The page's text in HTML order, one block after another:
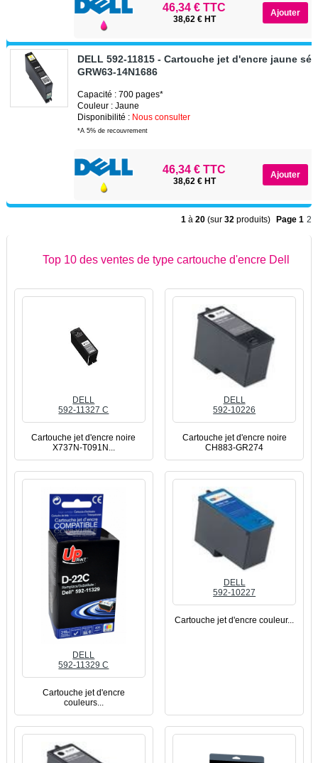
46,34 € TTC
38,62 € HT
DELL 592-11815 - Cartouche jet d'encre jaune
GRW63-14N1686
Capacité : 700 pages*
Couleur : Jaune
Disponibilité : Nous consulter
*A 5% de recouvrement
46,34 € TTC
38,62 € HT
1 à20 (sur32 produits) Page 1 2
Top 10 des ventes de type cartouche d'encre Dell
DELL
592-11327 C
Cartouche jet d'encre noire
X737N-T091N...
DELL
592-10226
Cartouche jet d'encre noire
CH883-GR274
DELL
592-11329 C
Cartouche jet d'encre
couleurs...
DELL
592-10227
Cartouche jet d'encre couleur...